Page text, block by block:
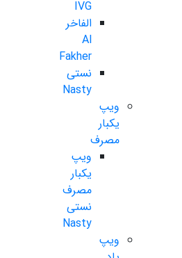
IVG
الفاخر
Al
Fakher
نستی
Nasty
ویپ
یکبار
مصرف
ویپ
یکبار
مصرف
نستی
Nasty
ویپ